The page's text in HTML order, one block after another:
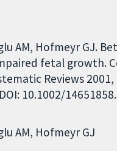
AM, Hofmeyr GJ.
fetal growth.
Reviews 2001,
10.1002/
AM Hofmeyr GJ